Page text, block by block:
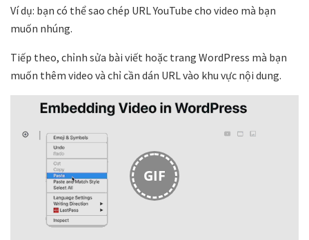
Ví dụ: bạn có thể sao chép URL YouTube cho video mà bạn
muốn nhúng.
Tiếp theo, chỉnh sửa bài viết hoặc trang WordPress mà bạn
muốn thêm video và chỉ cần dán URL vào khu vực nội dung.
GIF